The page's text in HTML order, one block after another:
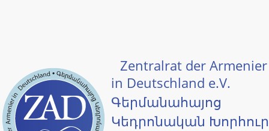
Zentralrat der Armenier
in Deutschland e.V.
Գերմանահայոց
Կեդրոնական